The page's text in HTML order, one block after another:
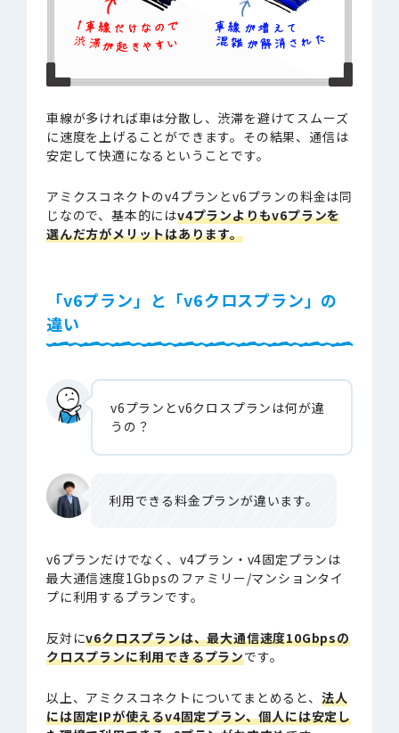
車線が多ければ車は分散し、渋滞を避けてスムーズ
に速度を上げることができます。その結果、通信は
安定して快適になるということです。
アミクスコネクトのv4プランとv6プランの料金は同
じなので、基本的にはv4プランよりもv6プランを
選んだ方がメリットはあります。
「v6プラン」と「v6クロスプラン」の
違い
v6プランとv6クロスプランは何が違
うの？
利用できる料金プランが違います。
v6プランだけでなく、v4プラン・v4固定プランは
最大通信速度1Gbpsのファミリー/マンションタイ
プに利用するプランです。
反対にv6クロスプランは、最大通信速度10Gbpsの
クロスプランに利用できるプランです。
以上、アミクスコネクトについてまとめると、 法人
には固定IPが使えるv4固定プラン、個人には安定し